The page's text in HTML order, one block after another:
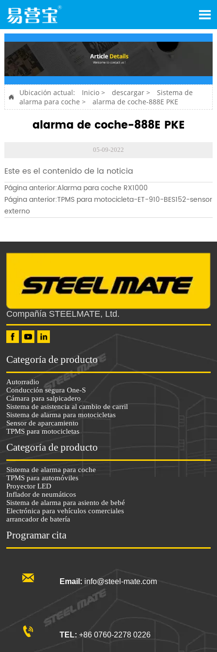

 Ubicación actual: Inicio> descargar>
Sistema de
alarma para coche > alarma de coche-888E PKE
alarma de coche-888E PKE
05-09-2022
Este es el contenido de la noticia
Página anterior:Alarma para coche RX1000
Página anterior:TPMS para motocicleta-ET-910-BES152-sensor
externo
Compañía STEELMATE, Ltd.
Categoría de producto
Autorradio
Conducción segura One-S
Cámara para salpicadero
Sistema de asistencia al cambio de carril
Sistema de alarma para motocicletas
Sensor de aparcamiento
TPMS para motocicletas
Categoría de producto
Sistema de alarma para coche
TPMS para automóviles
Proyector LED
Inflador de neumáticos
Sistema de alarma para asiento de bebé
Electrónica para vehículos comerciales
arrancador de batería
Programar cita
 Email: info@steel-mate.com
 TEL: +86 0760-2278 0226